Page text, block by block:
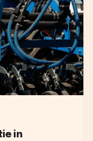
in